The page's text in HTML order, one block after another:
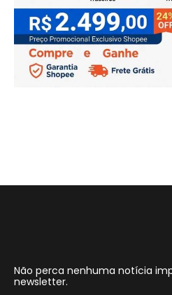
Não perca nenhuma notícia
newsletter.